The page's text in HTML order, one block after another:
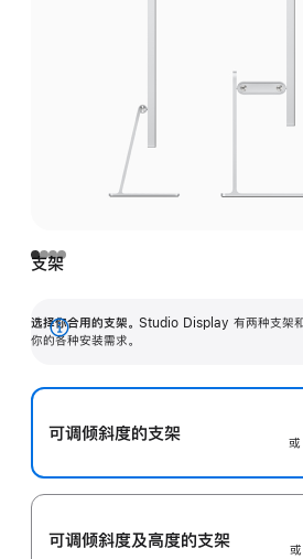
支架
选择你合用的支架。 Studio Display 有两种支架和
你的各种安装需求。
展
可调倾斜度的支架
可调倾斜度及高‍度的支‍架